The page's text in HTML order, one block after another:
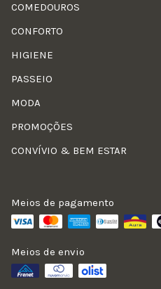
COMEDOUROS
CONFORTO
HIGIENE
PASSEIO
MODA
PROMOÇÕES
CONVÍVIO & BEM ESTAR
Meios de pagamento
Meios de envio